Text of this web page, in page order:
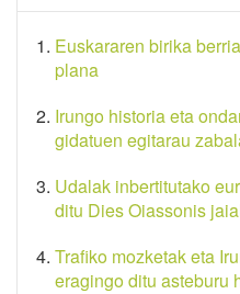
Euskararen birika
plana
Irungo historia eta
gidatuen egitarau
Udalak inbertitutako
ditu Dies Oiassonis
Trafiko mozketak eta
eragingo ditu asteburu